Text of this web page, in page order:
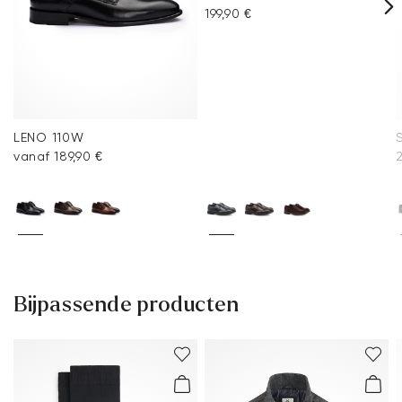
LENO 110W
vanaf 189,90 €
199,90 €
Bijpassende producten